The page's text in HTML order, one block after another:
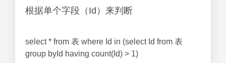
根据单个字段（Id）来判断
select * from 表 where Id in (select Id from 表
group byId having count(Id) > 1)